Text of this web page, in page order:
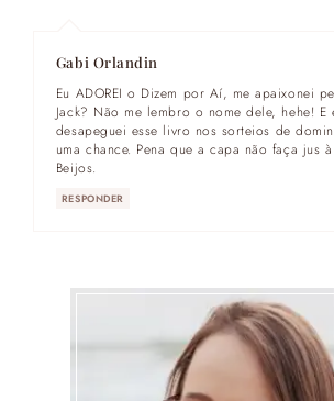
Gabi Orlandin
Eu ADOREI o Dizem por Aí, me apaixonei
Jack? Não me lembro o nome dele, hehe! E
desapeguei esse livro nos sorteios de
uma chance. Pena que a capa não faça jus
Beijos.
RESPONDER